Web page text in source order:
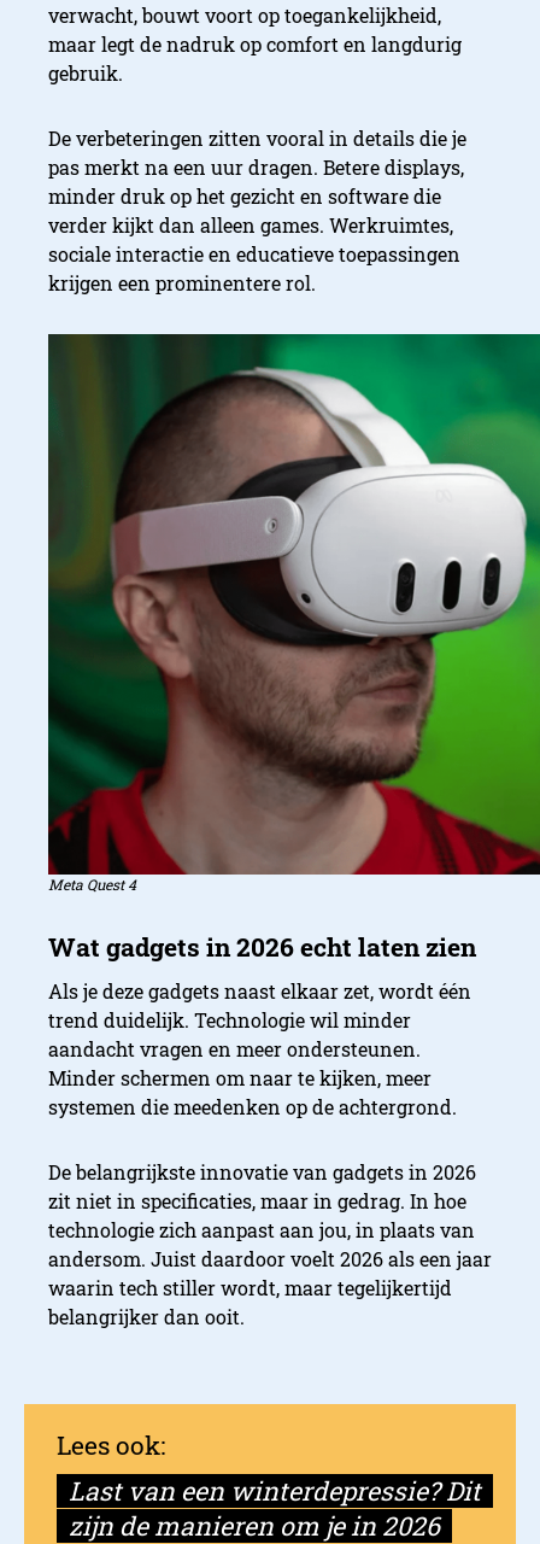
Google zet Android XR
verwacht, bouwt voort op toegankelijkheid,
maar legt de nadruk op comfort en langdurig
gebruik.
De verbeteringen zitten vooral in details die je
pas merkt na een uur dragen. Betere displays,
minder druk op het gezicht en software die
verder kijkt dan alleen games. Werkruimtes,
sociale interactie en educatieve toepassingen
krijgen een prominentere rol.
Meta Quest 4
Als je deze gadgets naast elkaar zet, wordt één
trend duidelijk. Technologie wil minder
aandacht vragen en meer ondersteunen.
Minder schermen om naar te kijken, meer
systemen die meedenken op de achtergrond.
De belangrijkste innovatie van gadgets in 2026
zit niet in specificaties, maar in gedrag. In hoe
technologie zich aanpast aan jou, in plaats van
andersom. Juist daardoor voelt 2026 als een jaar
waarin tech stiller wordt, maar tegelijkertijd
belangrijker dan ooit.
Last van een winterdepressie? Dit
zijn de manieren om je in 2026